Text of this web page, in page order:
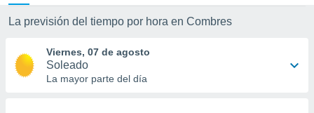
que se
calidad.
La previsión del tiempo por hora en Combres
Viernes, 07 de agosto
Soleado
La mayor parte del día